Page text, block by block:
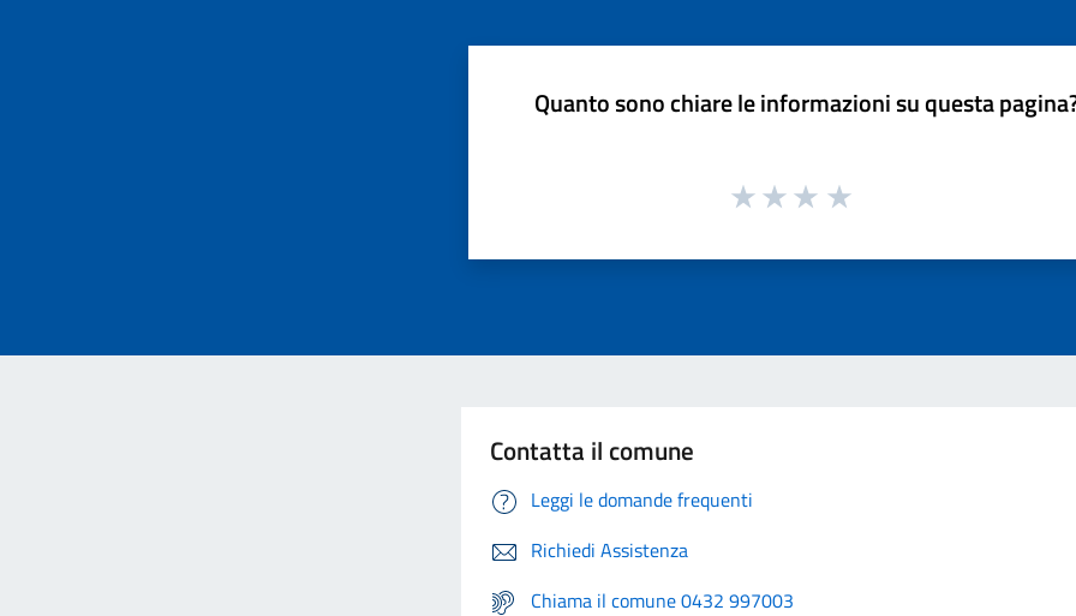
Quanto sono chiare le informazioni su questa
Contatta il comune
Leggi le domande frequenti
Richiedi Assistenza
Chiama il comune 0432 997003